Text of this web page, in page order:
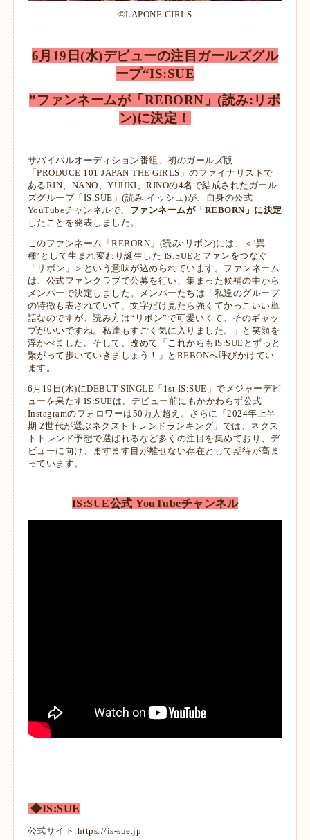
©LAPONE GIRLS
6月19日(水)デビューの注目ガールズグル
ープ“IS:SUE
”ファンネームが「REBORN」(読み:リボ
ン)に決定！
サバイバルオーディション番組、初のガールズ版
「PRODUCE 101 JAPAN THE GIRLS」のファイナリストで
あるRIN、 NANO、YUUKI、RINOの4名で結成されたガール
ズグループ「IS:SUE」(読み:イッシュ)が、自身の公式
YouTubeチャ ンネルで、 ファンネームが「REBORN」に決定
したことを発表しました。
このファンネーム「REBORN」(読み:リボン)には、＜’異
種’として生まれ変わり誕生した IS:SUEとファンをつなぐ
「リボン」＞という意味が込められています。ファンネーム
は、公式ファンクラブで公募を行い、集まった候補の中から
メンバーで決定しました。メンバーたちは「私達のグループ
の特徴も表されていて、文字だけ見たら強くてかっこいい単
語なのですが、読み方は“リボン”で可愛いくて、そのギャッ
プがいいですね。私達もすごく気に入りました。」と笑顔を
浮かべました。そして、改めて 「これからもIS:SUEとずっと
繋がって歩いていきましょう！」とREBONへ呼びかけてい
ます。
6月19日(水)にDEBUT SINGLE「1st IS:SUE」でメジャーデビ
ューを果たすIS:SUEは、デビュー前にもかかわらず公式
Instagramのフォロワーは50万人超え。さらに「2024年上半
期 Z世代が選ぶネクストトレンドランキング」では、ネクス
トトレンド予想で選ばれるなど多くの注目を集めており、デ
ビューに向け、ますます目が離せない存在として期待が高ま
って います。
IS:SUE公式 YouTubeチャンネル
◆IS:SUE
公式サイト:https://is-sue.jp